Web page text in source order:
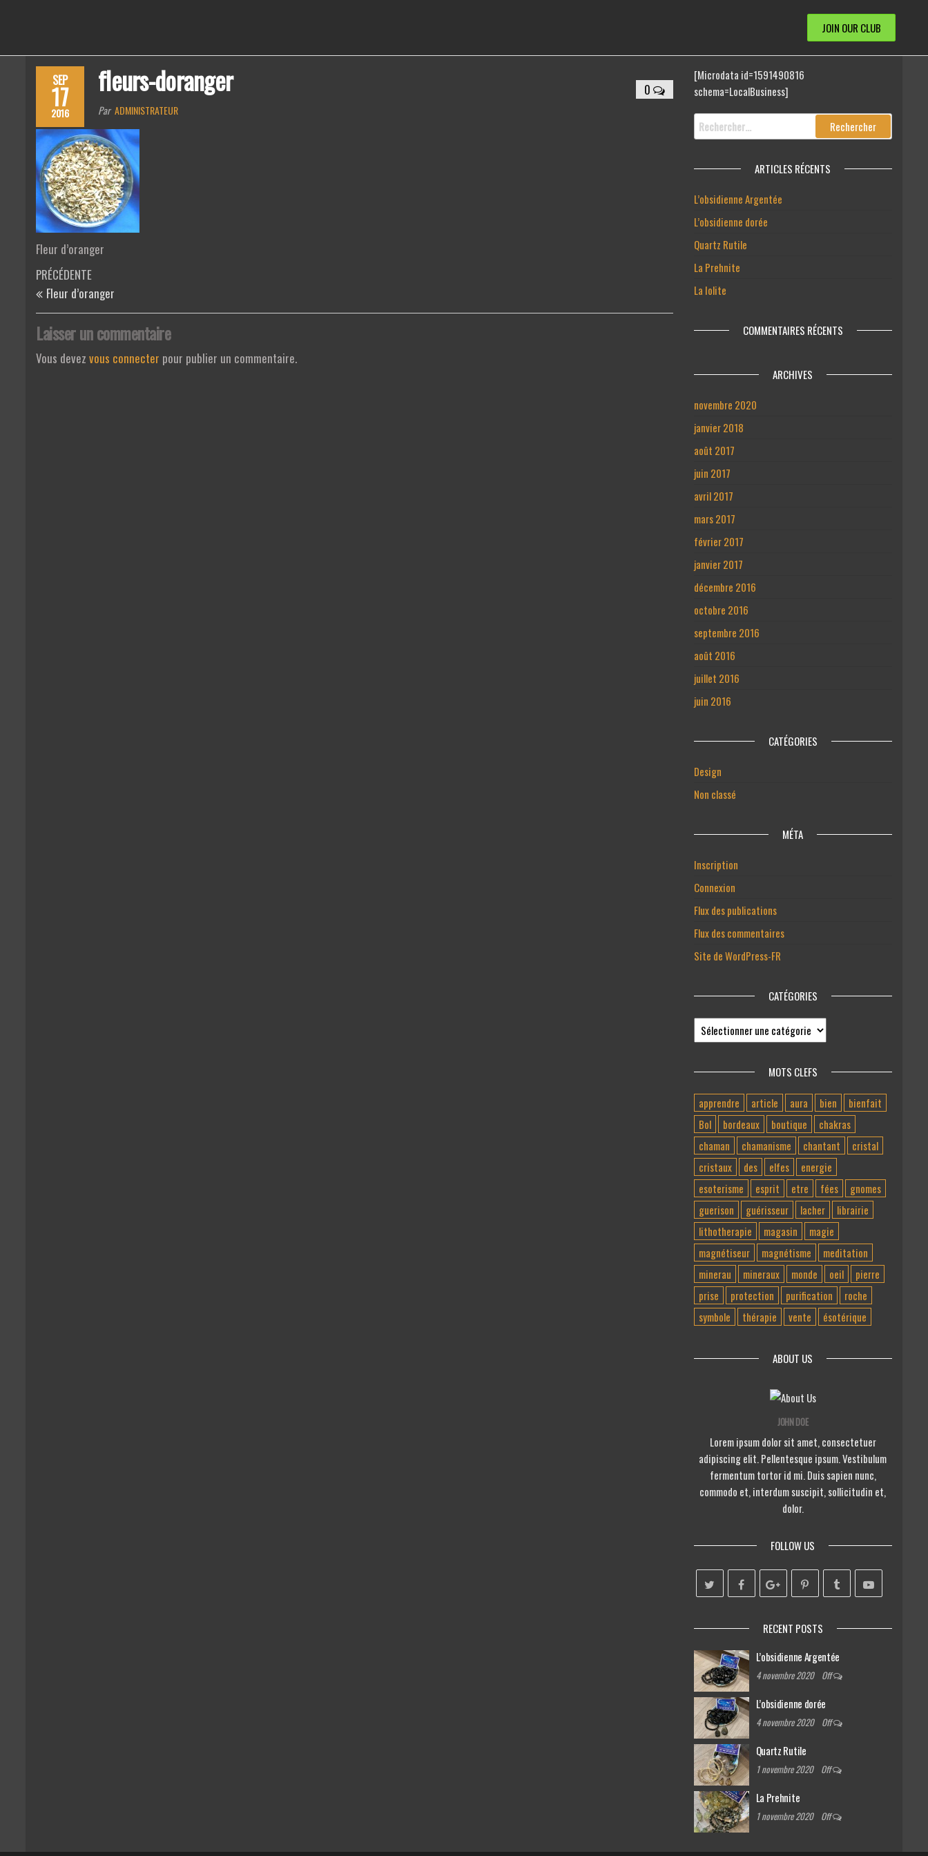
DES
ELFES
en ligne et
Librairie
JOIN OUR CLUB
SEP
17
2016
0
fleurs-doranger
ParADMINISTRATEUR
Fleur d’oranger
PRÉCÉDENTE
Fleur d’oranger
Laisser un commentaire
Vous devez vous connecter pour publier un commentaire.
[Microdata id=1591490816
schema=LocalBusiness]
ARTICLES RÉCENTS
L’obsidienne Argentée
L’obsidienne dorée
Quartz Rutile
La Prehnite
La Iolite
COMMENTAIRES RÉCENTS
ARCHIVES
novembre 2020
janvier 2018
août 2017
juin 2017
avril 2017
mars 2017
février 2017
janvier 2017
décembre 2016
octobre 2016
septembre 2016
août 2016
juillet 2016
juin 2016
CATÉGORIES
Design
Non classé
MÉTA
Inscription
Connexion
Flux des publications
Flux des commentaires
Site de WordPress-FR
CATÉGORIES
MOTS CLEFS
apprendre article aura bien
bienfait
Bol
bordeaux boutique
chakras
chaman
chamanisme chantant
cristal
cristaux
des elfes
energie
esoterisme
esprit etre fées
gnomes
guerison
guérisseur lacher
librairie
lithotherapie
magasin
magie
magnétiseur
magnétisme
meditation
minerau
mineraux monde oeil
pierre
prise
protection purification
roche
symbole
thérapie vente ésotérique
ABOUT US
JOHN DOE
Lorem ipsum dolor sit amet, consectetuer
adipiscing elit. Pellentesque ipsum. Vestibulum
fermentum tortor id mi. Duis sapien nunc,
commodo et, interdum suscipit, sollicitudin et,
dolor.
FOLLOW US
RECENT POSTS
L’obsidienne Argentée
4 novembre 2020 Off
L’obsidienne dorée
4 novembre 2020 Off
Quartz Rutile
1 novembre 2020 Off
La Prehnite
1 novembre 2020 Off